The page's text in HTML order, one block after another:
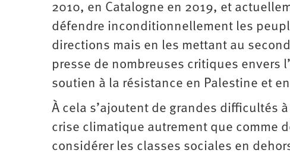
2010, en Catalogne en 2019, et
défendre inconditionnellement les
directions mais en les mettant au
presse de nombreuses critiques envers
soutien à la résistance en Palestine et
À cela s’ajoutent de grandes difficultés
crise climatique autrement que comme
considérer les classes sociales en